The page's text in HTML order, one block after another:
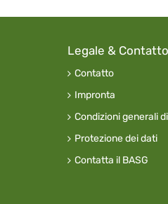
Legale & Contatto
Contatto
Impronta
Condizioni generali
Protezione dei dati
Contatta il BASG